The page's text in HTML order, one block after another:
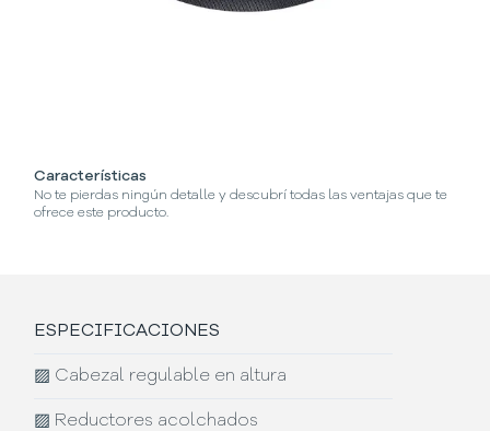
Características
No te pierdas ningún detalle y descubrí todas las ventajas que te
ofrece este producto.
ESPECIFICACIONES
▨ Cabezal regulable en altura
▨ Reductores acolchados